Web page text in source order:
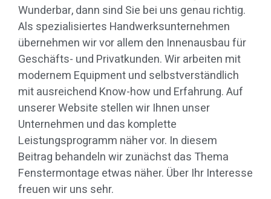
Wunderbar, dann sind Sie bei uns genau richtig.
Als spezialisiertes Handwerksunternehmen
übernehmen wir vor allem den Innenausbau für
Geschäfts- und Privatkunden. Wir arbeiten mit
modernem Equipment und selbstverständlich
mit ausreichend Know-how und Erfahrung. Auf
unserer Website stellen wir Ihnen unser
Unternehmen und das komplette
Leistungsprogramm näher vor. In diesem
Beitrag behandeln wir zunächst das Thema
Fenstermontage etwas näher. Über Ihr Interesse
freuen wir uns sehr.